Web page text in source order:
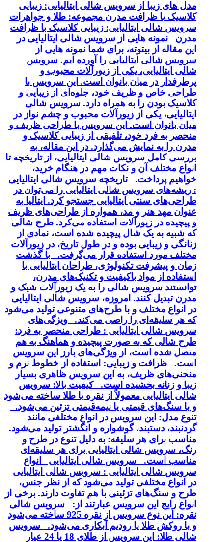
مدل های زیبا از سرویس شالی ایتالیایی: زیبایی
کلاسیک با ظرافت مدرن مجموعه: طلا و جواهرات
سرویس شالی ایتالیایی: زیبایی کلاسیک با ظرافت
مدرن نمونه هایی از سرویس شالی ایتالیایی در
این مقاله از بیتوته، برای شما نمونه هایی از
سرویس شالی ایتالیایی را آورده ایم. سرویس
شالی ایتالیایی، یکی از زیورآلات محبوب و
پرطرفدار در میان بانوان است. این سرویس با
طراحی خاص و ظریف خود، جلوه‌ای از زیبایی و
کلاسیک بودن را به همراه دارد. سرویس شالی
ایتالیایی، یکی از زیورآلات محبوب و چشم نواز در
میان بانوان است. این سرویس با طراحی ظریف و
منحصر به فرد خود، تلفیقی از زیبایی کلاسیک و
مدرن را به نمایش می‌گذارد. در این مقاله، به
بررسی کامل سرویس شالی ایتالیایی، از تاریخچه تا
انواع مختلف آن و نکات مهم در هنگام خرید،
خواهیم پرداخت. تاریخچه سرویس شالی ایتالیایی
: ریشه‌های سرویس شالی ایتالیایی را می‌توان در
طراحی‌های سنتی ایتالیایی جستجو کرد. ایتالیا به
عنوان مهد هنر و مد، همواره از طراحی‌های ظریف
و پیچیده در زیورآلات استفاده می‌کرد. طرح شالی
که شبیه به یک شال پیچیده شده است، نمادی از
زنانگی و زیبایی بوده و در طول تاریخ، در زیورآلات
مختلف مورد استفاده قرار می‌گرفت. با گذشت
زمان و پیشرفت تکنولوژی، طراحان ایتالیایی با
استفاده از مواد باکیفیت و تکنیک‌های مدرن،
توانستند سرویس شالی را به یک زیورآلات شیک و
مدرن تبدیل کنند. امروزه، سرویس شالی ایتالیایی
در انواع مختلف و با طرح‌های متنوعی تولید می‌شود
که هر سلیقه‌ای را راضی می‌کند. ویژگی‌های
سرویس شالی ایتالیایی : طراحی منحصر به فرد:
طرح شالی که به صورت پیچیده و هماهنگ به هم
متصل شده است، از ویژگی‌های بارز این سرویس
است. ظرافت و زیبایی: استفاده از خطوط نرم و
منحنی‌های ظریف، به این سرویس ظاهری بسیار
زیبا و زنانه بخشیده است. کیفیت بالا: سرویس
شالی ایتالیایی معمولاً از نقره یا طلا ساخته می‌شود
و با سنگ‌های قیمتی یا نیمه‌قیمتی تزئین می‌شود.
تنوع مدل: این سرویس در انواع مختلفی مانند
گردنبند، دستبند، گوشواره و انگشتر تولید می‌شود.
مناسب برای هر سلیقه: به دلیل تنوع در طرح و
رنگ، سرویس شالی ایتالیایی برای هر سلیقه‌ای
مناسب است. سرویس شالی ایتالیایی انواع
سرویس شالی ایتالیایی : سرویس شالی ایتالیایی
در انواع مختلفی تولید می‌شود که از نظر جنس،
طرح و سنگ‌های تزئینی با هم تفاوت دارند. برخی از
انواع رایج این سرویس عبارتند از: سرویس شالی
نقره: این نوع سرویس از نقره 925 ساخته می‌شود
و با روکش طلا یا رودیم آبکاری می‌شود. سرویس
شالی طلا: این سرویس از طلای 18 یا 24 عیار